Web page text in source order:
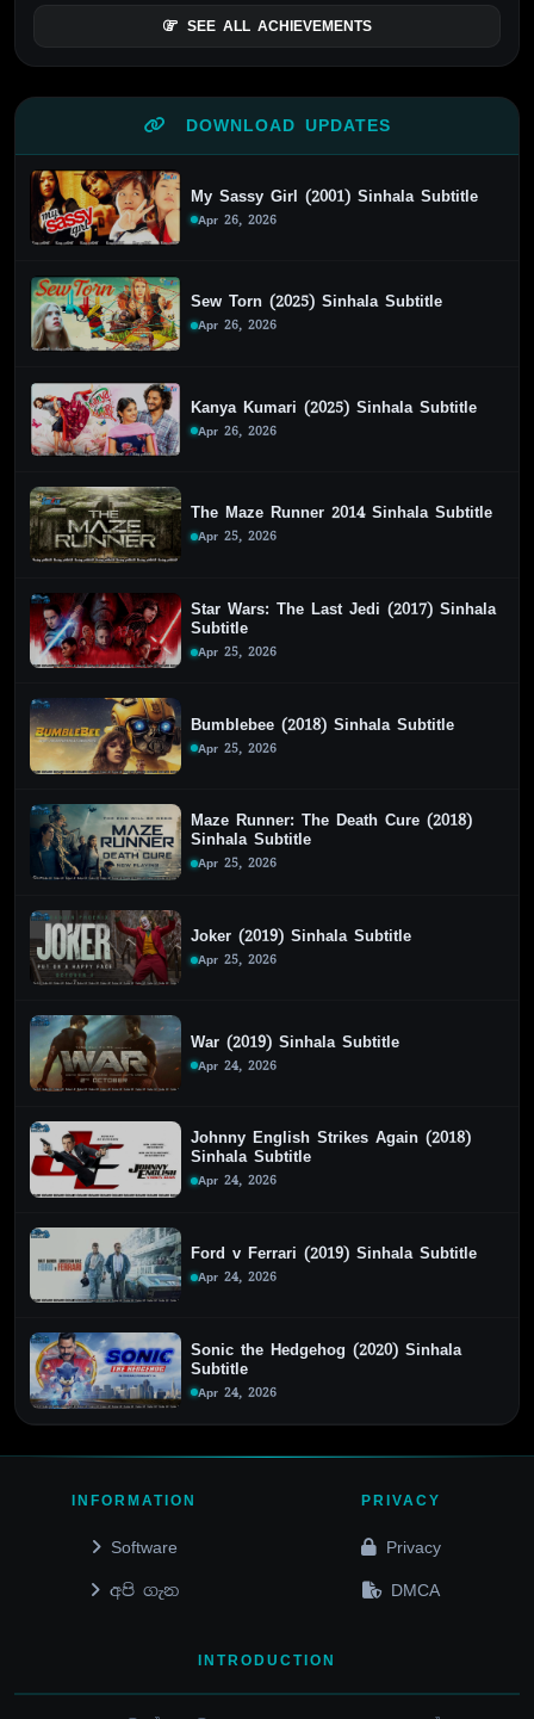
SEE ALL ACHIEVEMENTS
DOWNLOAD UPDATES
My Sassy Girl (2001) Sinhala Subtitle
Apr 26, 2026
Sew Torn (2025) Sinhala Subtitle
Apr 26, 2026
Kanya Kumari (2025) Sinhala Subtitle
Apr 26, 2026
The Maze Runner 2014 Sinhala Subtitle
Apr 25, 2026
Star Wars: The Last Jedi (2017) Sinhala
Subtitle
Apr 25, 2026
Bumblebee (2018) Sinhala Subtitle
Apr 25, 2026
Maze Runner: The Death Cure (2018)
Sinhala Subtitle
Apr 25, 2026
Joker (2019) Sinhala Subtitle
Apr 25, 2026
War (2019) Sinhala Subtitle
Apr 24, 2026
Johnny English Strikes Again (2018)
Sinhala Subtitle
Apr 24, 2026
Ford v Ferrari (2019) Sinhala Subtitle
Apr 24, 2026
Sonic the Hedgehog (2020) Sinhala
Subtitle
Apr 24, 2026
INFORMATION
Software
අපි ගැන
PRIVACY
Privacy
DMCA
INTRODUCTION